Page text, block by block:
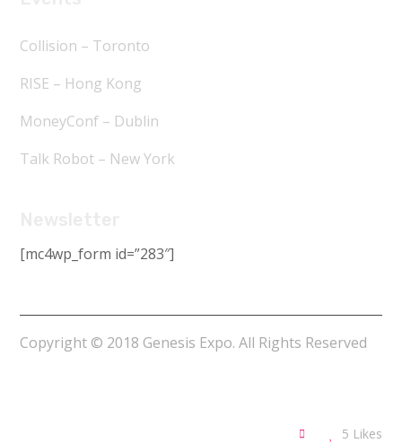
Collision – Toronto
RISE – Hong Kong
MoneyConf – Dublin
Talk Robot – New York
[mc4wp_form id=”283″]
Copyright © 2018 Genesis Expo. All Rights Reserved
5 Likes